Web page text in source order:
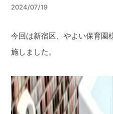
2024/07/19
今回は新宿区、やよい保育園
施しました。